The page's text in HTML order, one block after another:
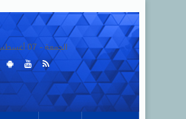
الجمعة - 07 أغسطس 2026